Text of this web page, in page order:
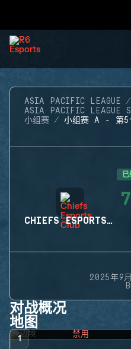
ASIA PACIFIC LEAGUE
ASIA PACIFIC LEAGUE
小组赛
小组赛 A - 第5
CHIEFS ESPORTS CLUB
7
2025年9
对战概况
地图
1 禁用